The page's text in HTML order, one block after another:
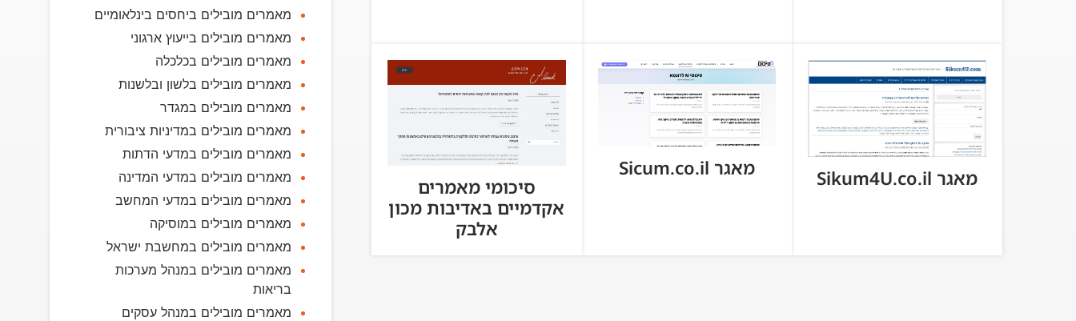
מאגר Sikum4U.co.il
מאגר Sicum.co.il
סיכומי מאמרים
אקדמיים באדיבות מכון
אלבק
מאמרים מובילים ביחסים בינלאומיים
מאמרים מובילים בייעוץ ארגוני
מאמרים מובילים בכלכלה
מאמרים מובילים בלשון ובלשנות
מאמרים מובילים במגדר
מאמרים מובילים במדיניות ציבורית
מאמרים מובילים במדעי הדתות
מאמרים מובילים במדעי המדינה
מאמרים מובילים במדעי המחשב
מאמרים מובילים במוסיקה
מאמרים מובילים במחשבת ישראל
מאמרים מובילים במנהל מערכות
בריאות
מאמרים מובילים במנהל עסקים